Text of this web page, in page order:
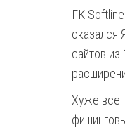
ГК
оказался
сайтов
Хуже